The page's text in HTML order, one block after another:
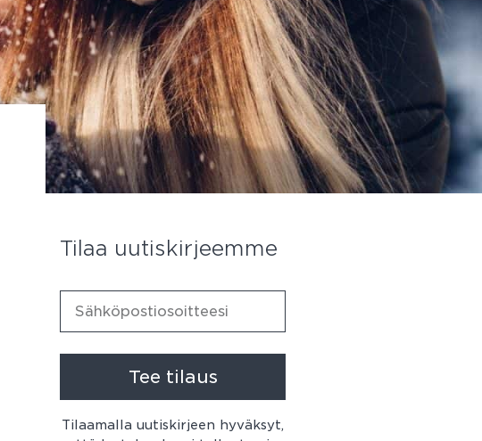
Tilaa uutiskirjeemme
Tee tilaus
Tilaamalla uutiskirjeen hyväksyt,